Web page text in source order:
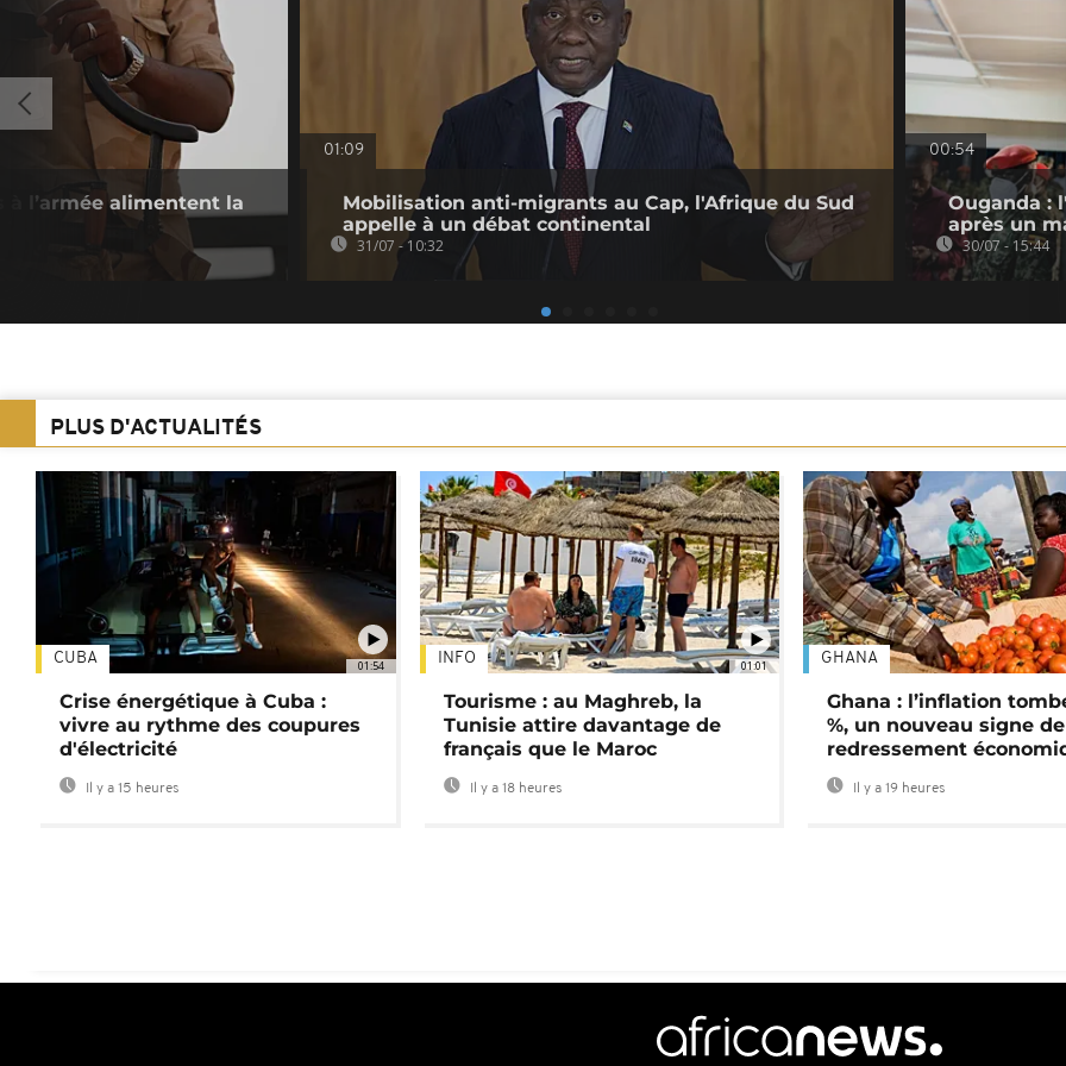
à l’armée alimentent la
01:09
Mobilisation anti-migrants au Cap, l'Afrique du Sud
appelle à un débat continental
31/07 - 10:32
00:54
Ouganda :
après un
30/07 - 15:44
PLUS D'ACTUALITÉS
01:54
CUBA
Crise énergétique à Cuba :
vivre au rythme des coupures
d'électricité
Il y a 15 heures
01:01
INFO
Tourisme : au Maghreb, la
Tunisie attire davantage de
français que le Maroc
Il y a 18 heures
GHANA
Ghana : l’inflation
%, un nouveau signe de
redressement
Il y a 19 heures